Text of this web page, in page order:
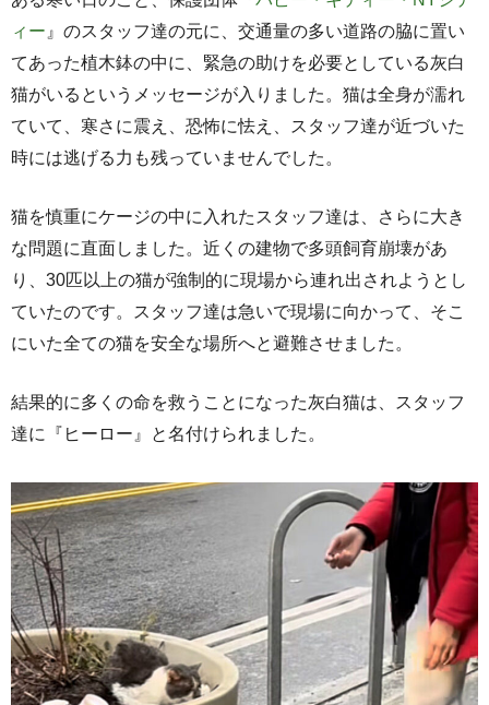
ィー 』のスタッフ達の元に、交通量の多い道路の脇に置い
てあった植木鉢の中に、緊急の助けを必要としている灰白
猫がいるというメッセージが入りました。猫は全身が濡れ
ていて、寒さに震え、恐怖に怯え、スタッフ達が近づいた
時には逃げる力も残っていませんでした。
猫を慎重にケージの中に入れたスタッフ達は、さらに大き
な問題に直面しました。近くの建物で多頭飼育崩壊があ
り、30匹以上の猫が強制的に現場から連れ出されようとし
ていたのです。スタッフ達は急いで現場に向かって、そこ
にいた全ての猫を安全な場所へと避難させました。
結果的に多くの命を救うことになった灰白猫は、スタッフ
達に『ヒーロー』と名付けられました。